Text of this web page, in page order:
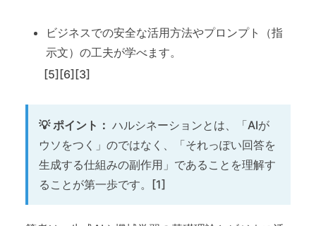
ビジネスでの安全な活用方法やプロンプト（指
示文）の工夫が学べます。
[5][6][3]
💡 ポイント： ハルシネーションとは、「AIが
ウソをつく」のではなく、「それっぽい回答を
生成する仕組みの副作用」であることを理解す
ることが第一歩です。[1]